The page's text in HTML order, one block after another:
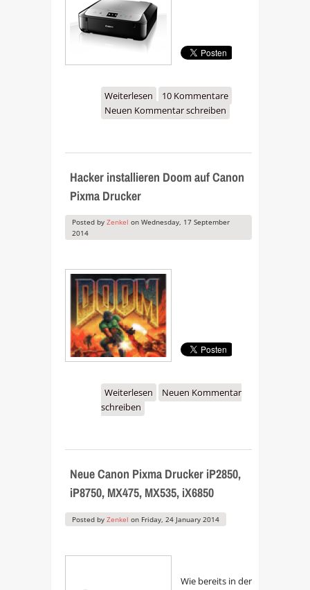
Weiterlesenüber Neue Canon
Drucker: Pixma MG5750,
10 Kommentare
Neuen Kommentar schreiben
Hacker installieren Doom auf Canon
Pixma Drucker
Posted by Zenkel on Wednesday, 17 September
2014
Weiterlesenüber Hacker installieren
Neuen Kommentar
schreiben
Neue Canon Pixma Drucker iP2850,
iP8750, MX475, MX535, iX6850
Posted by Zenkel on Friday, 24 January 2014
Wie bereits in der